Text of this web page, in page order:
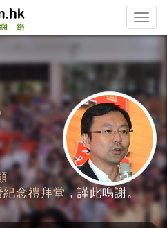
Toggle
念禮拜堂，謹此鳴謝。